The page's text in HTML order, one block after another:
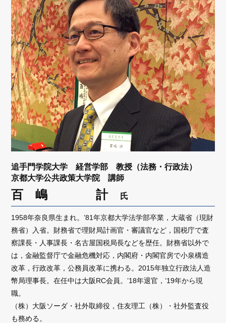
リンク
会員専用ページ
English
追手門学院大学 経営学部 教授（法務・行政法）
京都大学公共政策大学院 講師
百 嶋 計 氏
1958年奈良県生まれ。’81年京都大学法学部卒業，大蔵省（現財
務省）入省。財務省で理財局計画官・審議官など，国税庁で査
察課長・人事課長・名古屋国税局長などを歴任。財務省以外で
は，金融監督庁で金融危機対応，内閣府・内閣官房で小泉構造
改革，行政改革，公務員改革に携わる。2015年独立行政法人造
幣局理事長。在任中は大阪RC会員。’18年退官，’19年から現
職。
（株）大阪ソーダ・社外取締役，住友理工（株）・社外監査役
も務める。